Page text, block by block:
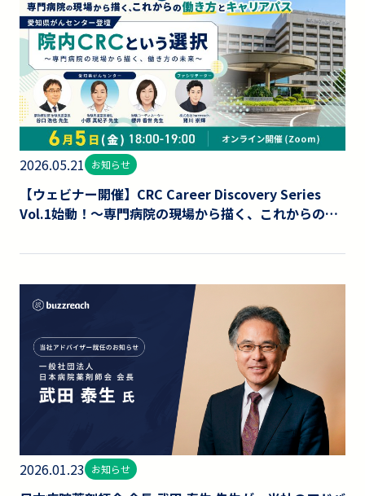
2026.05.21 お知らせ
【ウェビナー開催】CRC Career Discovery Series
Vol.1始動！～専門病院の現場から描く、これからの働
2026.01.23 お知らせ